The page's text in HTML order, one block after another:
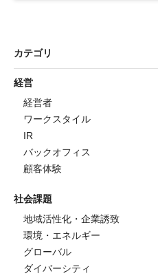
カテゴリ
経営
経営者
ワークスタイル
IR
バックオフィス
顧客体験
社会課題
地域活性化・企業誘致
環境・エネルギー
グローバル
ダイバーシティ